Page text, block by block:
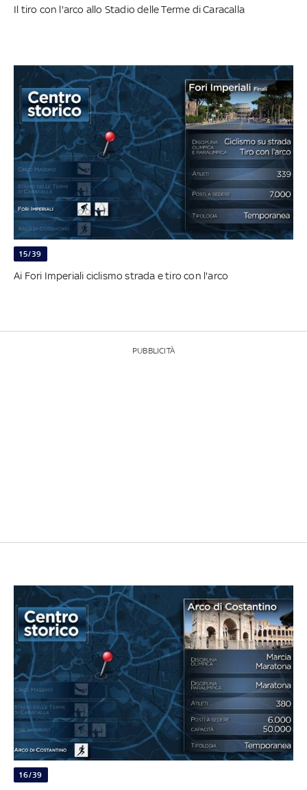
Il tiro con l'arco allo Stadio delle Terme di Caracalla
15/39
Ai Fori Imperiali ciclismo strada e tiro con l'arco
PUBBLICITÀ
16/39